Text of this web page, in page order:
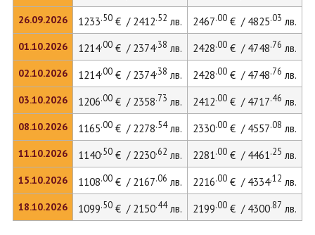
26.09.2026
01.10.2026
02.10.2026
03.10.2026
08.10.2026
11.10.2026
15.10.2026
18.10.2026
1233.50€ / 2412.52 лв. 2467.00€ / 4825.03 лв.
1214.00€ / 2374.38 лв. 2428.00€ / 4748.76 лв.
1214.00€ / 2374.38 лв. 2428.00€ / 4748.76 лв.
1206.00€ / 2358.73 лв. 2412.00€ / 4717.46 лв.
1165.00€ / 2278.54лв. 2330.00€ / 4557.08 лв.
1140.50€ / 2230.62 лв. 2281.00€ / 4461.25 лв.
1108.00€ / 2167.06 лв. 2216.00€ / 4334.12 лв.
1099.50€ / 2150.44лв. 2199.00€ / 4300.87 лв.